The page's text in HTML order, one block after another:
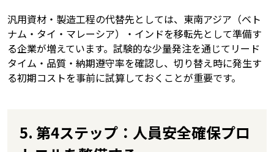
汎用資材・製造工程の代替先としては、東南アジア（ベト
ナム・タイ・マレーシア）・インドを移転先として準備す
る企業が増えています。試験的な少量発注を通じてリード
タイム・品質・納期遵守率を確認し、切り替え時に発生す
る初期コストを事前に試算しておくことが重要です。
5. 第4ステップ：人員安全確保プロ